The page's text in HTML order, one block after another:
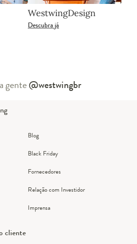
WestwingDesign
Descubra já
gente@westwingbr
Blog
Black Friday
Fornecedores
Relação com Investidor
Imprensa
cliente